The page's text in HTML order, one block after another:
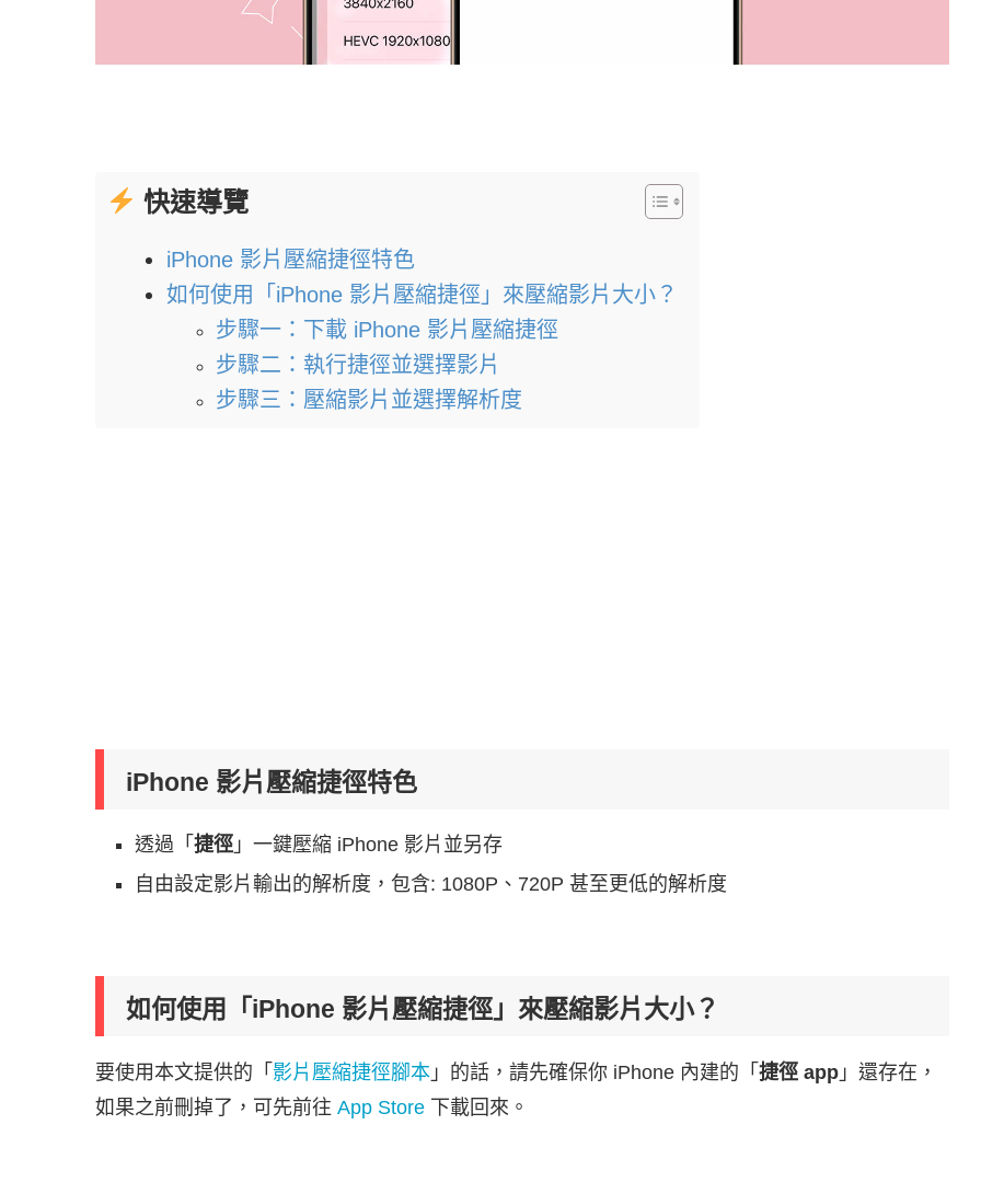
快速導覽
iPhone 影片壓縮捷徑特色
如何使用「iPhone 影片壓縮捷徑」來壓縮影片大小？
步驟一：下載 iPhone 影片壓縮捷徑
步驟二：執行捷徑並選擇影片
步驟三：壓縮影片並選擇解析度
iPhone 影片壓縮捷徑特色
透過「 捷徑 」一鍵壓縮 iPhone 影片並另存
自由設定影片輸出的解析度，包含: 1080P、720P 甚至更低的解析度
如何使用「iPhone 影片壓縮捷徑」來壓縮影片大小？
要使用本文提供的「 影片壓縮捷徑腳本 」的話，請先確保你 iPhone 內建的「 捷徑 app 」還存在，
如果之前刪掉了，可先前往 App Store 下載回來。